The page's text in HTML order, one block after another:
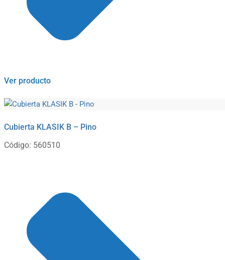
Ver producto
Cubierta KLASIK B – Pino
Código: 560510